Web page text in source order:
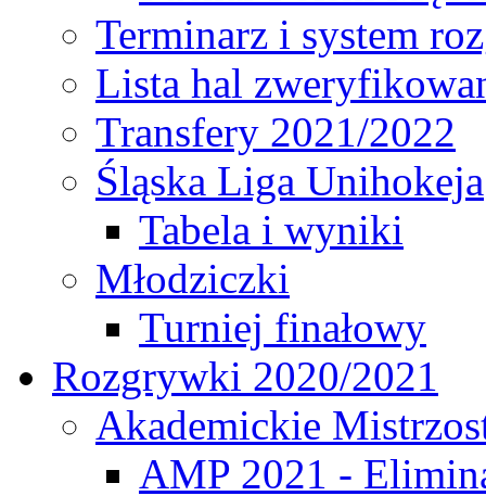
Terminarz i system
Lista hal
Transfery 2021/2022
Śląska Liga Unihokeja
Tabela i wyniki
Młodziczki
Turniej finałowy
Rozgrywki 2020/2021
Akademickie
AMP 2021 -